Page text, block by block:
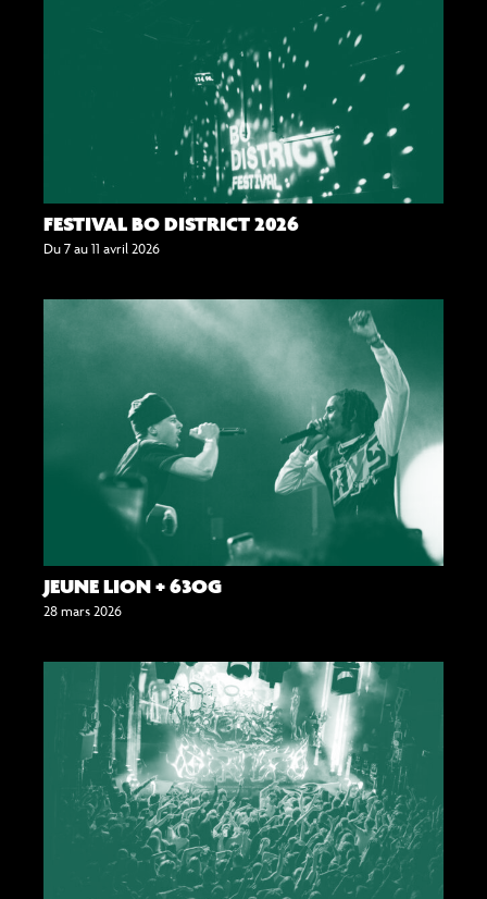
FESTIVAL BO DISTRICT 2026
Du 7 au 11 avril 2026
JEUNE LION + 63OG
28 mars 2026